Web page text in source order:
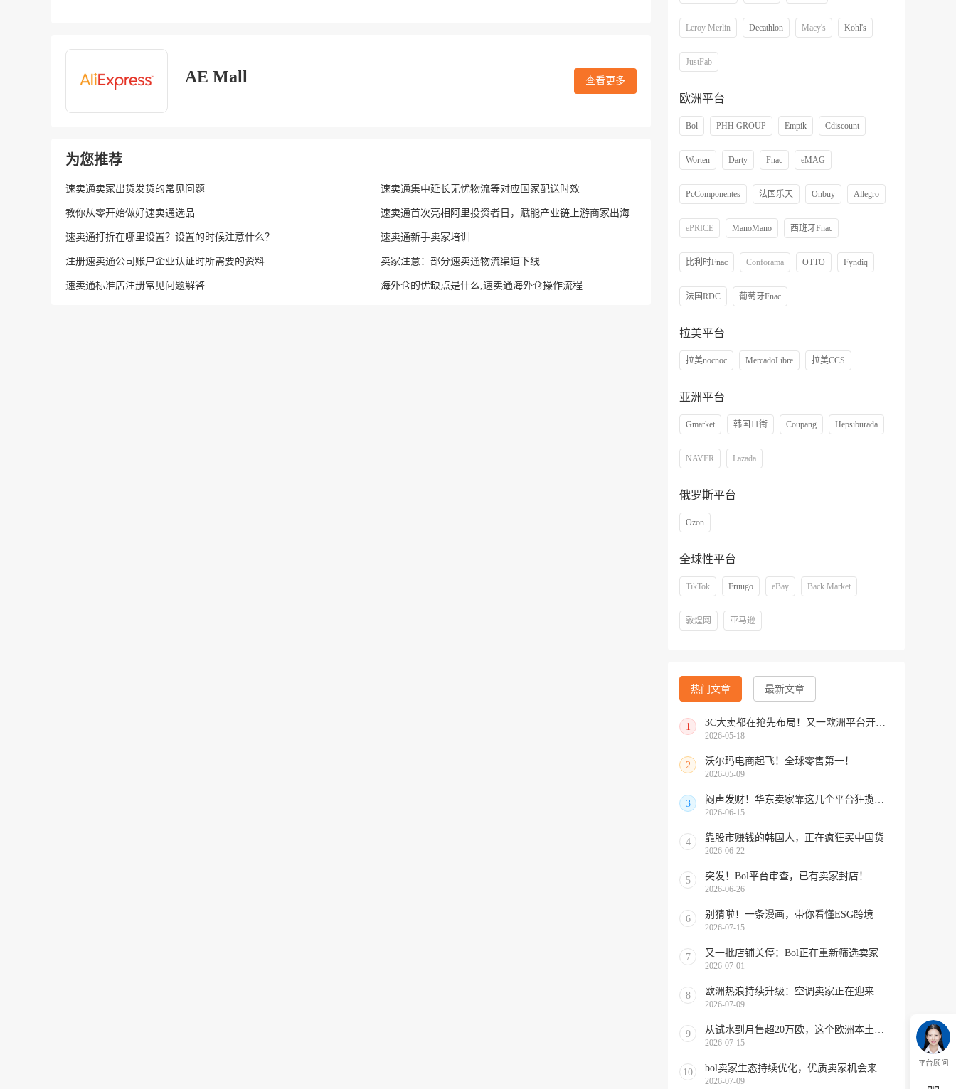
AE Mall 查看更多
为您推荐
速卖通卖家出货发货的常见问题 速卖通集中延长无忧物流等对应国家配送时效
教你从零开始做好速卖通选品 速卖通首次亮相阿里投资者日，赋能产业链上游商家出海
速卖通打折在哪里设置？设置的时候注意什么？ 速卖通新手卖家培训
注册速卖通公司账户企业认证时所需要的资料 卖家注意：部分速卖通物流渠道下线
速卖通标准店注册常见问题解答 海外仓的优缺点是什么,速卖通海外仓操作流程
Leroy Merlin Decathlon Macy's Kohl's
JustFab
欧洲平台
Bol PHH GROUP Empik Cdiscount
Worten Darty Fnac eMAG
PcComponentes 法国乐天 Onbuy Allegro
ePRICE ManoMano 西班牙Fnac
比利时Fnac Conforama OTTO Fyndiq
法国RDC 葡萄牙Fnac
拉美平台
拉美nocnoc MercadoLibre 拉美CCS
亚洲平台
Gmarket 韩国11街 Coupang Hepsiburada
NAVER Lazada
俄罗斯平台
Ozon
全球性平台
TikTok Fruugo eBay Back Market
敦煌网 亚马逊
热门文章 最新文章
1 3C大卖都在抢先布局！又一欧洲平台开放中国招商
2026-05-18
2 沃尔玛电商起飞！全球零售第一！
2026-05-09
3 闷声发财！华东卖家靠这几个平台狂揽北美订单，华南机会来了！
2026-06-15
4 靠股市赚钱的韩国人，正在疯狂买中国货
2026-06-22
5 突发！Bol平台审查，已有卖家封店！
2026-06-26
6 别猜啦！一条漫画，带你看懂ESG跨境
2026-07-15
7 又一批店铺关停：Bol正在重新筛选卖家
2026-07-01
8 欧洲热浪持续升级：空调卖家正在迎来窗口期！
2026-07-09
9 从试水到月售超20万欧，这个欧洲本土平台被低估了
2026-07-15
10 bol卖家生态持续优化，优质卖家机会来啦！
2026-07-09
平台顾问